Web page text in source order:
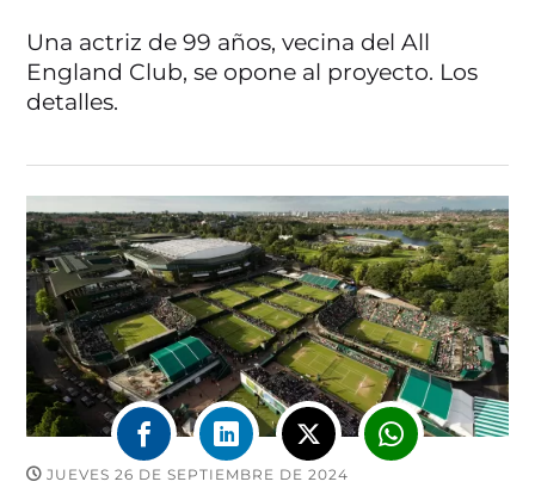
Una actriz de 99 años, vecina del All
England Club, se opone al proyecto. Los
detalles.
JUEVES 26 DE SEPTIEMBRE DE 2024